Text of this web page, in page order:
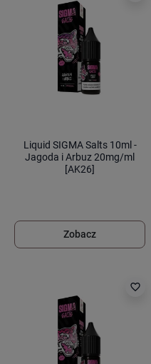
Liquid SIGMA Salts 10ml -
Jagoda i Arbuz 20mg/ml
[AK26]
Zobacz
favorite_border